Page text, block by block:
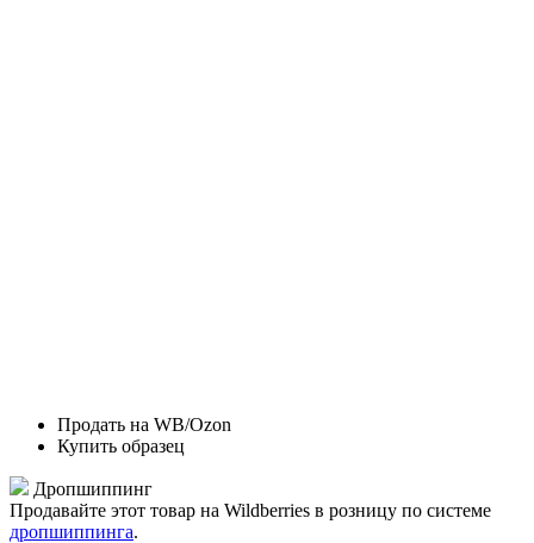
Продать на WB/Ozon
Купить образец
Дропшиппинг
Продавайте этот товар на Wildberries в розницу по системе
дропшиппинга.